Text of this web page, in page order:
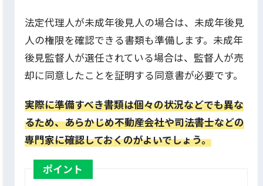
法定代理人が未成年後見人の場合は、未成年後見
人の権限を確認できる書類も準備します。未成年
後見監督人が選任されている場合は、監督人が売
却に同意したことを証明する同意書が必要です。
実際に準備すべき書類は個々の状況などでも異な
るため、あらかじめ不動産会社や司法書士などの
専門家に確認しておくのがよいでしょう。
ポイント